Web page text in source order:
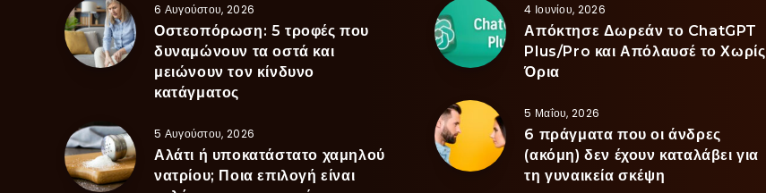
6 Αυγούστου, 2026
Οστεοπόρωση: 5 τροφές που
δυναμώνουν τα οστά και
μειώνουν τον κίνδυνο
κατάγματος
5 Αυγούστου, 2026
Αλάτι ή υποκατάστατο χαμηλού
νατρίου; Ποια επιλογή είναι
4 Ιουνίου, 2026
Απόκτησε Δωρεάν το ChatGPT
Plus/Pro και Απόλαυσέ το Χωρίς
Όρια
5 Μαΐου, 2026
6 πράγματα που οι άνδρες
(ακόμη) δεν έχουν καταλάβει για
τη γυναικεία σκέψη